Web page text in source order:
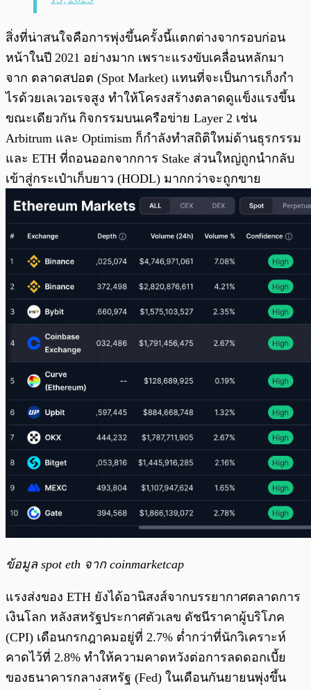
สิ่งที่น่าสนใจคือการพุ่งขึ้นครั้งนี้แตกต่างจากรอบก่อน
หน้าในปี 2021 อย่างมาก เพราะแรงขับเคลื่อนหลักมา
จาก ตลาดสปอต (Spot Market) แทนที่จะเป็นการเก็งกำ
ไรด้วยเลเวอเรจสูง ทำให้โครงสร้างตลาดดูแข็งแรงขึ้น
ขณะเดียวกัน กิจกรรมบนเครือข่าย Layer 2 เช่น
Arbitrum และ Optimism ก็กำลังทำสถิติใหม่ด้านธุรกรรม
และ ETH ที่ถอนออกจากการ Stake ส่วนใหญ่ถูกนำกลับ
เข้าสู่กระเป๋าเก็บยาว (HODL) มากกว่าจะถูกขาย
ข้อมูล spot eth จาก coinmarketcap
แรงส่งของ ETH ยังได้อานิสงส์จากบรรยากาศตลาดการ
เงินโลก หลังสหรัฐประกาศตัวเลข ดัชนีราคาผู้บริโภค
(CPI) เดือนกรกฎาคมอยู่ที่ 2.7% ต่ำกว่าที่นักวิเคราะห์
คาดไว้ที่ 2.8% ทำให้ความคาดหวังต่อการลดดอกเบี้ย
ของธนาคารกลางสหรัฐ (Fed) ในเดือนกันยายนพุ่งขึ้น